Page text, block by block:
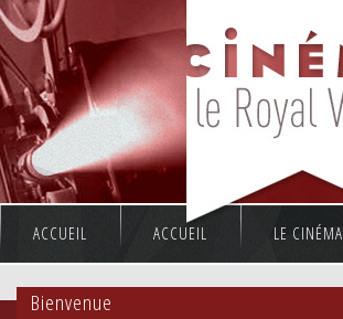
ACCUEIL ACCUEIL LE CINÉMA
Bienvenue